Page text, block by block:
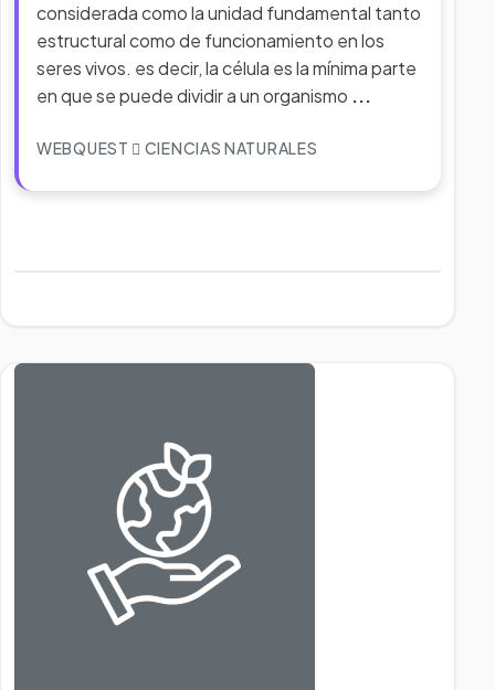
considerada como la unidad fundamental tanto
estructural como de funcionamiento en los
seres vivos. es decir, la célula es la mínima parte
en que se puede dividir a un organismo ...
WEBQUEST CIENCIAS NATURALES